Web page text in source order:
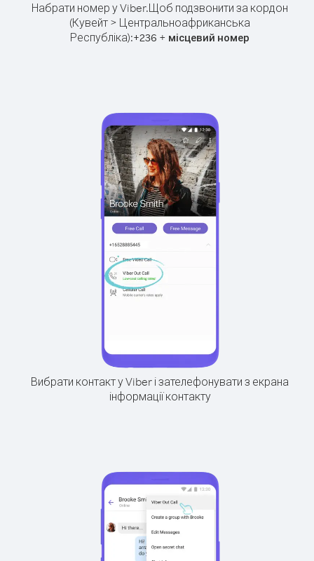
Набрати номер у Viber.Щоб подзвонити за кордон
(Кувейт > Центральноафриканська
Республіка):+236 + місцевий номер
Вибрати контакт у Viber і зателефонувати з екрана
інформації контакту